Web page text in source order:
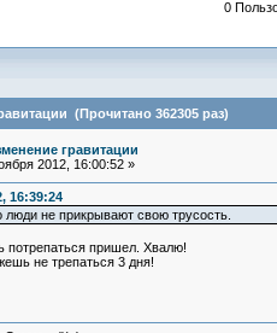
0
(Прочитано 362305 раз)
гравитации
2012, 16:00:52 »
16:39:24
люди не прикрывают свою трусость.
потрепаться пришел. Хвалю!
не трепаться 3 дня!